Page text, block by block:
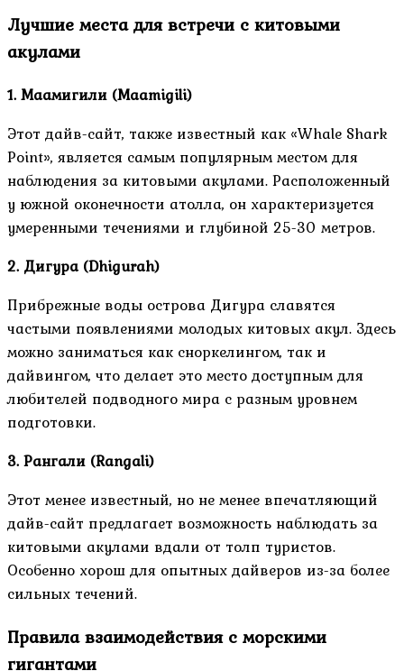
Лучшие места для встречи с китовыми
акулами
1. Маамигили (Maamigili)
Этот дайв-сайт, также известный как «Whale Shark
Point», является самым популярным местом для
наблюдения за китовыми акулами. Расположенный
у южной оконечности атолла, он характеризуется
умеренными течениями и глубиной 25-30 метров.
2. Дигура (Dhigurah)
Прибрежные воды острова Дигура славятся
частыми появлениями молодых китовых акул. Здесь
можно заниматься как сноркелингом, так и
дайвингом, что делает это место доступным для
любителей подводного мира с разным уровнем
подготовки.
3. Рангали (Rangali)
Этот менее известный, но не менее впечатляющий
дайв-сайт предлагает возможность наблюдать за
китовыми акулами вдали от толп туристов.
Особенно хорош для опытных дайверов из-за более
сильных течений.
Правила взаимодействия с морскими
гигантами